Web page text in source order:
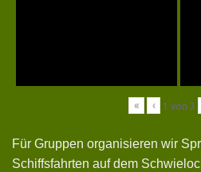
« ‹ 1 von 3
Für Gruppen organisieren wir
Schiffsfahrten auf dem